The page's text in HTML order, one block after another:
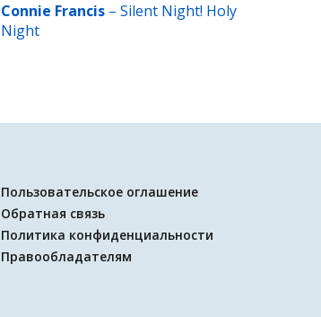
Connie Francis – Silent Night! Holy
Night
Пользовательское оглашение
Обратная связь
Политика конфиденциальности
Правообладателям